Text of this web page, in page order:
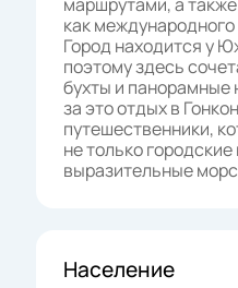
как
Город находится у
поэтому здесь
бухты и
за это отдых в
путешественники,
не только
выразительные
Население